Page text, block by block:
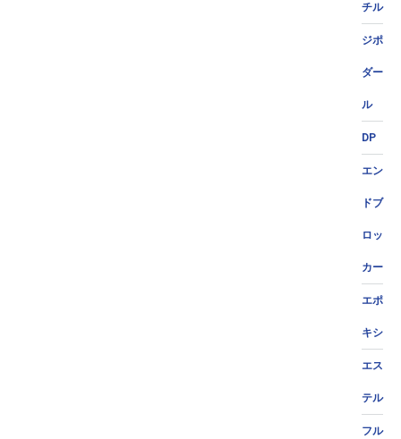
チル
ジポ
ダー
ル
DP
エン
ドブ
ロッ
カー
エポ
キシ
エス
テル
フル